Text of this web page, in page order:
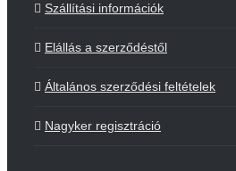
Szállítási információk
Elállás a szerződéstől
Általános szerződési feltételek
Nagyker regisztráció